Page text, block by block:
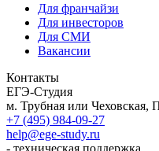
Для франчайзи
Для инвесторов
Для СМИ
Вакансии
Контакты
ЕГЭ-Студия
м. Трубная или Чеховская,
+7 (495) 984-09-27
help@ege-study.ru
- техническая поддержка